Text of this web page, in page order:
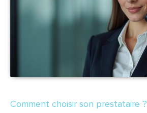
Comment choisir son prestataire ?